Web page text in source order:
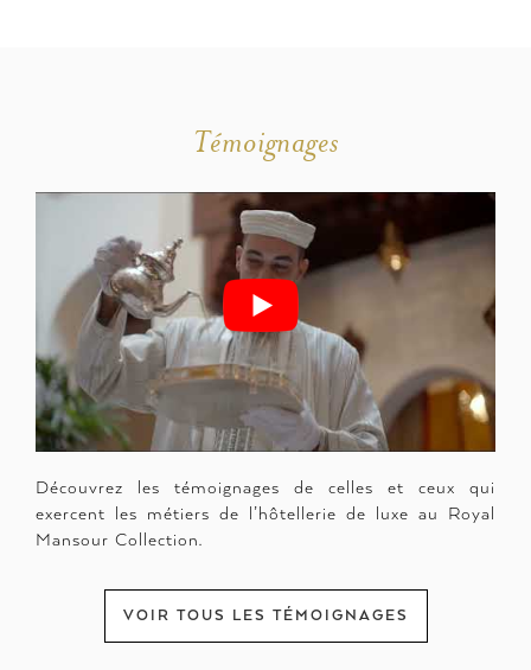
Témoignages
Découvrez les témoignages de celles et ceux qui
exercent les métiers de l’hôtellerie de luxe au Royal
Mansour Collection.
VOIR TOUS LES TÉMOIGNAGES